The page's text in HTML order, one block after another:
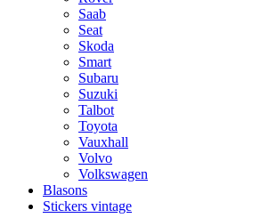
Saab
Seat
Skoda
Smart
Subaru
Suzuki
Talbot
Toyota
Vauxhall
Volvo
Volkswagen
Blasons
Stickers vintage